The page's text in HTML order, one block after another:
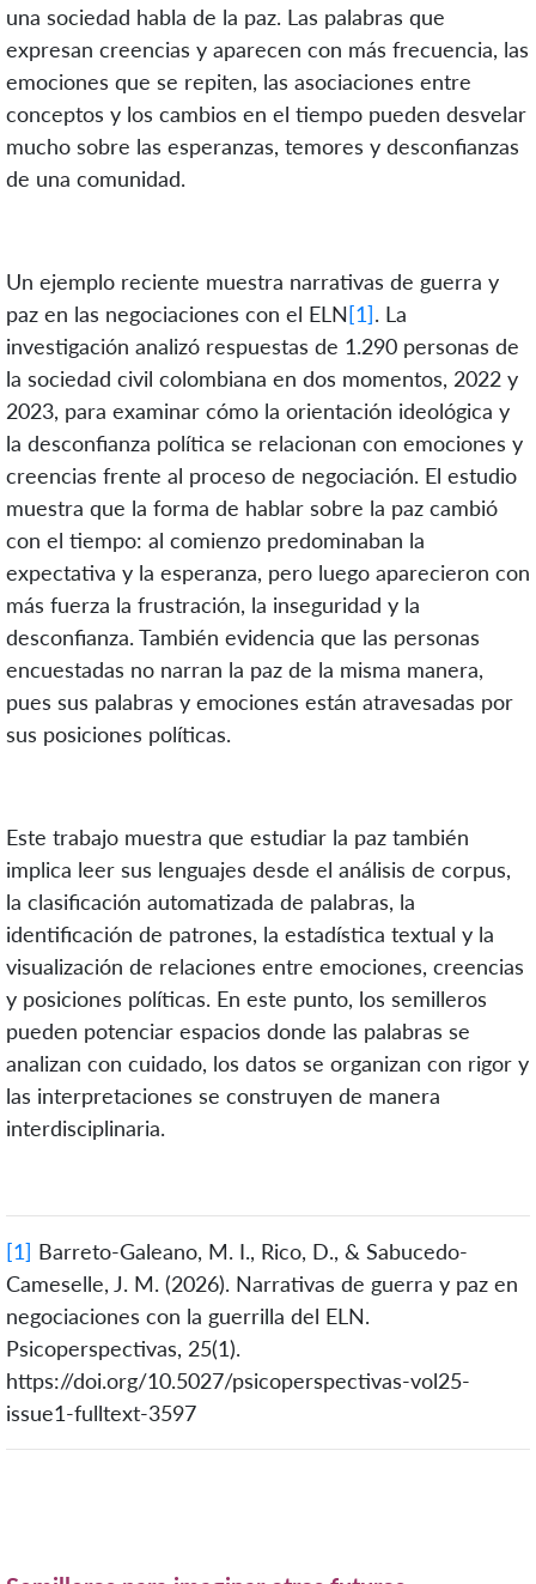
una sociedad habla de la paz. Las palabras que
expresan creencias y aparecen con más frecuencia, las
emociones que se repiten, las asociaciones entre
conceptos y los cambios en el tiempo pueden desvelar
mucho sobre las esperanzas, temores y desconfianzas
de una comunidad.
Un ejemplo reciente muestra narrativas de guerra y
paz en las negociaciones con el ELN[1]. La
investigación analizó respuestas de 1.290 personas de
la sociedad civil colombiana en dos momentos, 2022 y
2023, para examinar cómo la orientación ideológica y
la desconfianza política se relacionan con emociones y
creencias frente al proceso de negociación. El estudio
muestra que la forma de hablar sobre la paz cambió
con el tiempo: al comienzo predominaban la
expectativa y la esperanza, pero luego aparecieron con
más fuerza la frustración, la inseguridad y la
desconfianza. También evidencia que las personas
encuestadas no narran la paz de la misma manera,
pues sus palabras y emociones están atravesadas por
sus posiciones políticas.
Este trabajo muestra que estudiar la paz también
implica leer sus lenguajes desde el análisis de corpus,
la clasificación automatizada de palabras, la
identificación de patrones, la estadística textual y la
visualización de relaciones entre emociones, creencias
y posiciones políticas. En este punto, los semilleros
pueden potenciar espacios donde las palabras se
analizan con cuidado, los datos se organizan con rigor y
las interpretaciones se construyen de manera
interdisciplinaria.
[1] Barreto-Galeano, M. I., Rico, D., & Sabucedo-
Cameselle, J. M. (2026). Narrativas de guerra y paz en
negociaciones con la guerrilla del ELN.
Psicoperspectivas, 25(1).
https://doi.org/10.5027/psicoperspectivas-vol25-
issue1-fulltext-3597